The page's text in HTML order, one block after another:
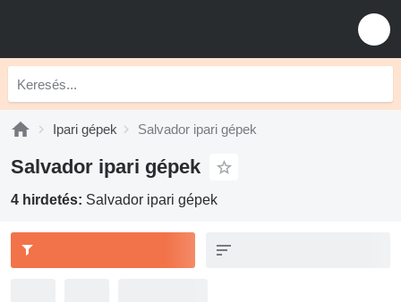
Ipari gépek Salvador ipari gépek
Salvador ipari gépek
4 hirdetés: Salvador ipari gépek